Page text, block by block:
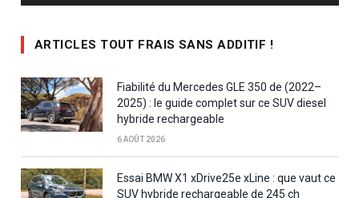
ARTICLES TOUT FRAIS SANS ADDITIF !
Fiabilité du Mercedes GLE 350 de (2022–
2025) : le guide complet sur ce SUV diesel
hybride rechargeable
6 AOÛT 2026
Essai BMW X1 xDrive25e xLine : que vaut ce
SUV hybride rechargeable de 245 ch